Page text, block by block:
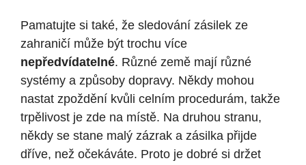
Pamatujte si také, že sledování zásilek ze
zahraničí může být trochu více
nepředvídatelné. Různé země mají různé
systémy a způsoby dopravy. Někdy mohou
nastat zpoždění kvůli celním procedurám, takže
trpělivost je zde na místě. Na druhou stranu,
někdy se stane malý zázrak a zásilka přijde
dříve, než očekáváte. Proto je dobré si držet